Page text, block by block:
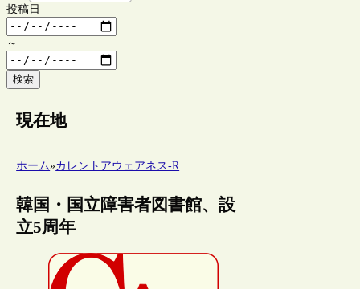
投稿日
～
検索
現在地
ホーム»カレントアウェアネス-R
韓国・国立障害者図書館、設
立5周年